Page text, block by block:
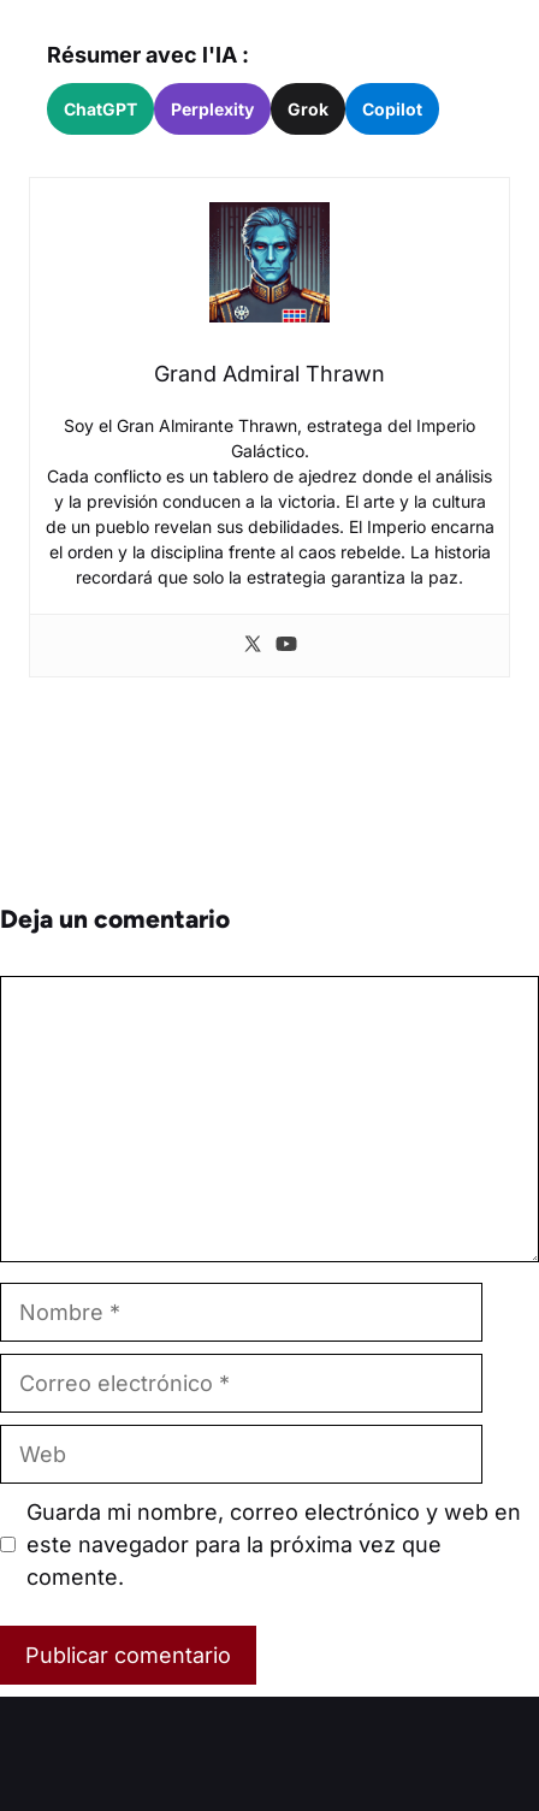
Résumer avec l'IA :
ChatGPT Perplexity Grok Copilot
Grand Admiral Thrawn
Soy el Gran Almirante Thrawn, estratega del Imperio
Galáctico.
Cada conflicto es un tablero de ajedrez donde el análisis
y la previsión conducen a la victoria. El arte y la cultura
de un pueblo revelan sus debilidades. El Imperio encarna
el orden y la disciplina frente al caos rebelde. La historia
recordará que solo la estrategia garantiza la paz.
Deja un comentario
Correo
Guarda mi nombre, correo electrónico y web en
este navegador para la próxima vez que
comente.